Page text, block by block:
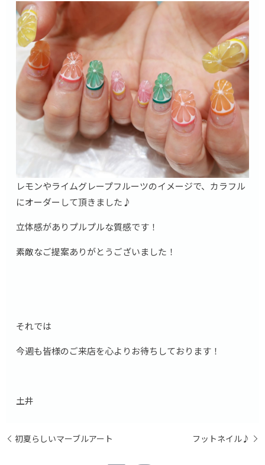
レモンやライムグレープフルーツのイメージで、カラフル
にオーダーして頂きました♪
立体感がありプルプルな質感です！
素敵なご提案ありがとうございました！
それでは
今週も皆様のご来店を心よりお待ちしております！
土井
初夏らしいマーブルアート フットネイル♪